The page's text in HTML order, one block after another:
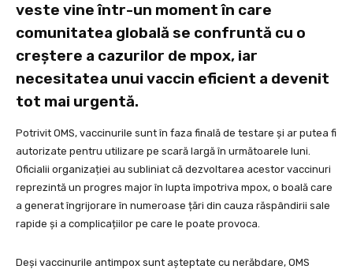
veste vine într-un moment în care
comunitatea globală se confruntă cu o
creștere a cazurilor de mpox, iar
necesitatea unui vaccin eficient a devenit
tot mai urgentă.
Potrivit OMS, vaccinurile sunt în faza finală de testare și ar putea fi
autorizate pentru utilizare pe scară largă în următoarele luni.
Oficialii organizației au subliniat că dezvoltarea acestor vaccinuri
reprezintă un progres major în lupta împotriva mpox, o boală care
a generat îngrijorare în numeroase țări din cauza răspândirii sale
rapide și a complicațiilor pe care le poate provoca.
Deși vaccinurile antimpox sunt așteptate cu nerăbdare, OMS